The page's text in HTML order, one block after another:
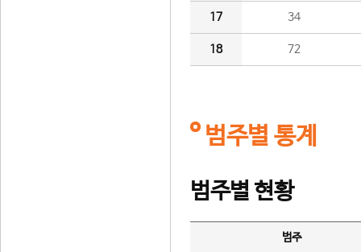
17 34
18 72
범주별 통계
범주별 현황
범주